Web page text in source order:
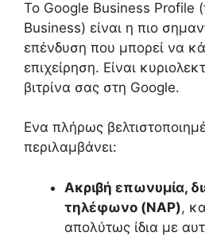
Το Google Business Profile
Business) είναι η πιο
επένδυση που μπορεί να
επιχείρηση. Είναι
βιτρίνα σας στη Google.
Ενα πλήρως
περιλαμβάνει:
Ακριβή επωνυμία,
τηλέφωνο (NAP),
απολύτως ίδια με